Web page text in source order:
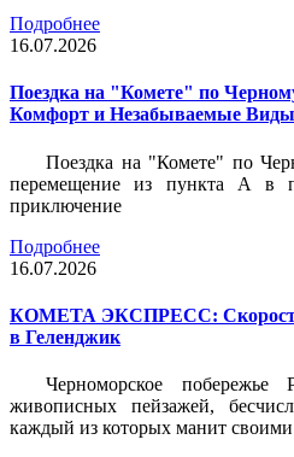
Подробнее
16.07.2026
Поездка на "Комете" по
Комфорт и Незабываемые Виды
Поездка на "Комете" по
перемещение из пункта А в
приключение
Подробнее
16.07.2026
КОМЕТА ЭКСПРЕСС:
в Геленджик
Черноморское
живописных пейзажей,
каждый из которых манит своими